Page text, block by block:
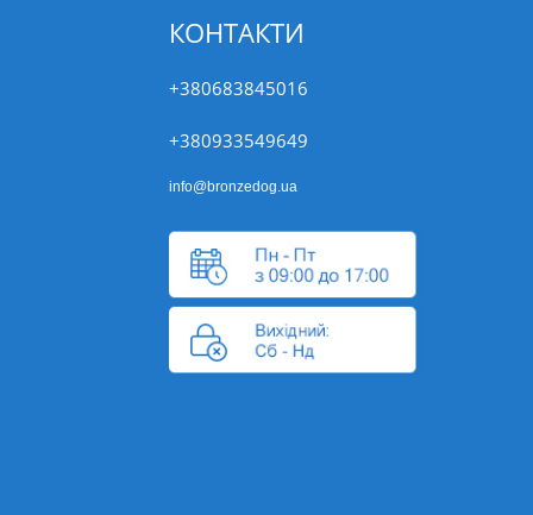
КОНТАКТИ
+380683845016
+380933549649
info@bronzedog.ua